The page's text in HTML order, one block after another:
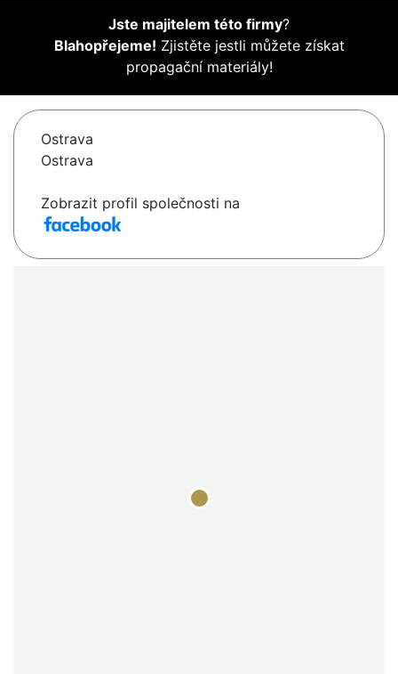
Jste majitelem této firmy?
Blahopřejeme! Zjistěte jestli můžete získat
propagační materiály!
Ostrava
Ostrava
Zobrazit profil společnosti na